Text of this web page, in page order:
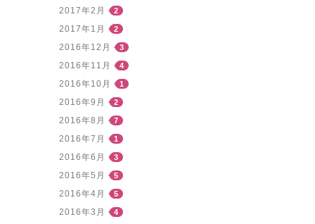
2017年2月 2
2017年1月 2
2016年12月 3
2016年11月 4
2016年10月 1
2016年9月 2
2016年8月 7
2016年7月 1
2016年6月 3
2016年5月 5
2016年4月 5
2016年3月 4